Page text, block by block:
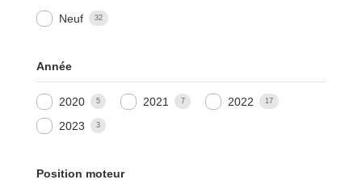
Neuf 32
Année
2020 5 2021 7 2022 17
2023 3
Position moteur